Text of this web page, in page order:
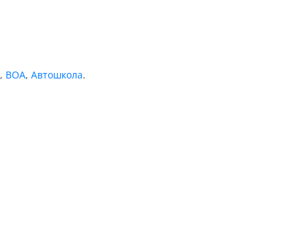
, ВОА, Автошкола.